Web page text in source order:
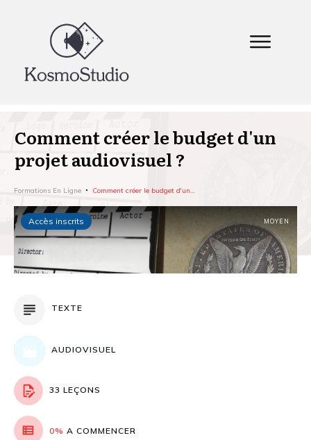
Comment créer le budget d'un
projet audiovisuel ?
Formations En Ligne Comment créer le budget d'un projet audiovisuel ?
Accès inscrits MOYEN
TEXTE
AUDIOVISUEL
33 LEÇONS
0% A COMMENCER